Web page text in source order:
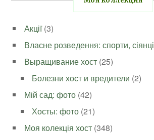
Акції(3)
Власне розведення: спорти, сіянці
Выращивание хост (25)
Болезни хост и вредители (2)
Мій сад: фото (42)
Хосты: фото (21)
Моя колекція хост (348)